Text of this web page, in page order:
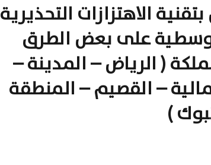
الاهتزازات التحذيرية
على بعض الطرق
( الرياض – المدينة –
– القصيم – المنطقة
)